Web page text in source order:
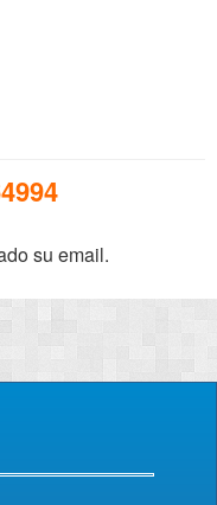
su email.